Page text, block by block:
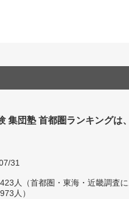
集団塾 首都圏ランキングは
31
人（首都圏・東海・近畿調査
人）